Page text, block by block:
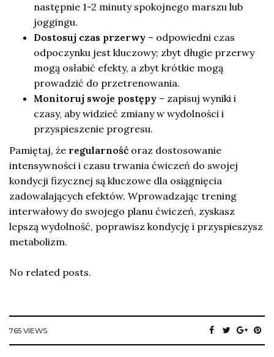
następnie 1-2 minuty spokojnego marszu lub
joggingu.
Dostosuj czas przerwy – odpowiedni czas
odpoczynku jest kluczowy; zbyt długie przerwy
mogą osłabić efekty, a zbyt krótkie mogą
prowadzić do przetrenowania.
Monitoruj swoje postępy – zapisuj wyniki i
czasy, aby widzieć zmiany w wydolności i
przyspieszenie progresu.
Pamiętaj, że regularność oraz dostosowanie
intensywności i czasu trwania ćwiczeń do swojej
kondycji fizycznej są kluczowe dla osiągnięcia
zadowalających efektów. Wprowadzając trening
interwałowy do swojego planu ćwiczeń, zyskasz
lepszą wydolność, poprawisz kondycję i przyspieszysz
metabolizm.
No related posts.
765 VIEWS